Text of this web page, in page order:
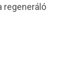
regeneráló